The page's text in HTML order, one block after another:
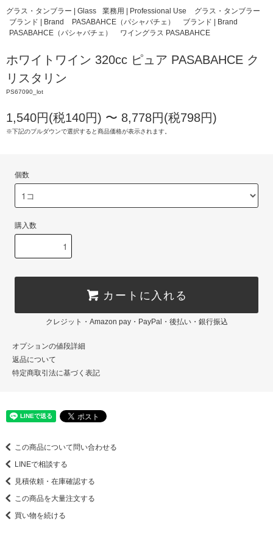
グラス・タンブラー | Glass 業務用 | Professional Use
グラス・タンブラー
ブランド | Brand
PASABAHCE（パシャバチェ）
ブランド | Brand
PASABAHCE（パシャバチェ）
ワイングラス PASABAHCE
ホワイトワイン 320cc ピュア PASABAHCE ク
リスタリン
PS67090_lot
1,540円(税140円) 〜 8,778円(税798円)
※下記のプルダウンで選択すると商品価格が表示されます。
個数
購入数
カートに入れる
クレジット・Amazon pay・PayPal・後払い・銀行振込
オプションの値段詳細
返品について
特定商取引法に基づく表記
この商品について問い合わせる
LINEで相談する
見積依頼・在庫確認する
この商品を大量注文する
買い物を続ける